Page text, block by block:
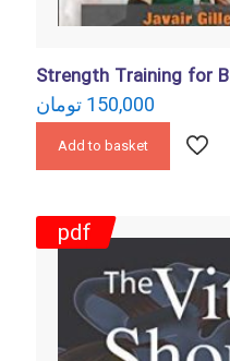
Strength Training for
150,000 تومان
Add to basket
pdf